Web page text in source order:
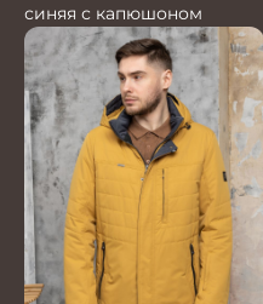
синяя с капюшоном